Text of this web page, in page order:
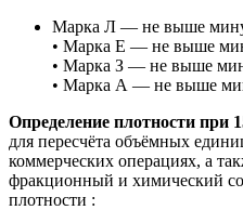
Марка Л — не выше
• Марка Е — не выше
• Марка З — не выше
• Марка А — не выше
Определение плотности при
для пересчёта объёмных
коммерческих операциях, а
фракционный и химический
плотности :